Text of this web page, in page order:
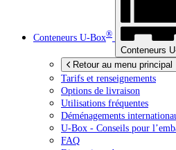
Conteneurs U-Box®
Conteneurs
Retour au menu principal
Tarifs et renseignements
Options de livraison
Utilisations fréquentes
Déménagements
U-Box - Conseils pour
FAQ